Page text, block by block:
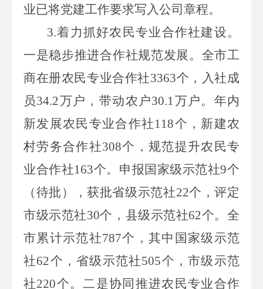
业已将党建工作要求写入公司章程。
3.着力抓好农民专业合作社建设。
一是稳步推进合作社规范发展。全市工
商在册农民专业合作社3363个，入社成
员34.2万户，带动农户30.1万户。年内
新发展农民专业合作社118个，新建农
村劳务合作社308个，规范提升农民专
业合作社163个。申报国家级示范社9个
（待批），获批省级示范社22个，评定
市级示范社30个，县级示范社62个。全
市累计示范社787个，其中国家级示范
社62个，省级示范社505个，市级示范
社220个。二是协同推进农民专业合作